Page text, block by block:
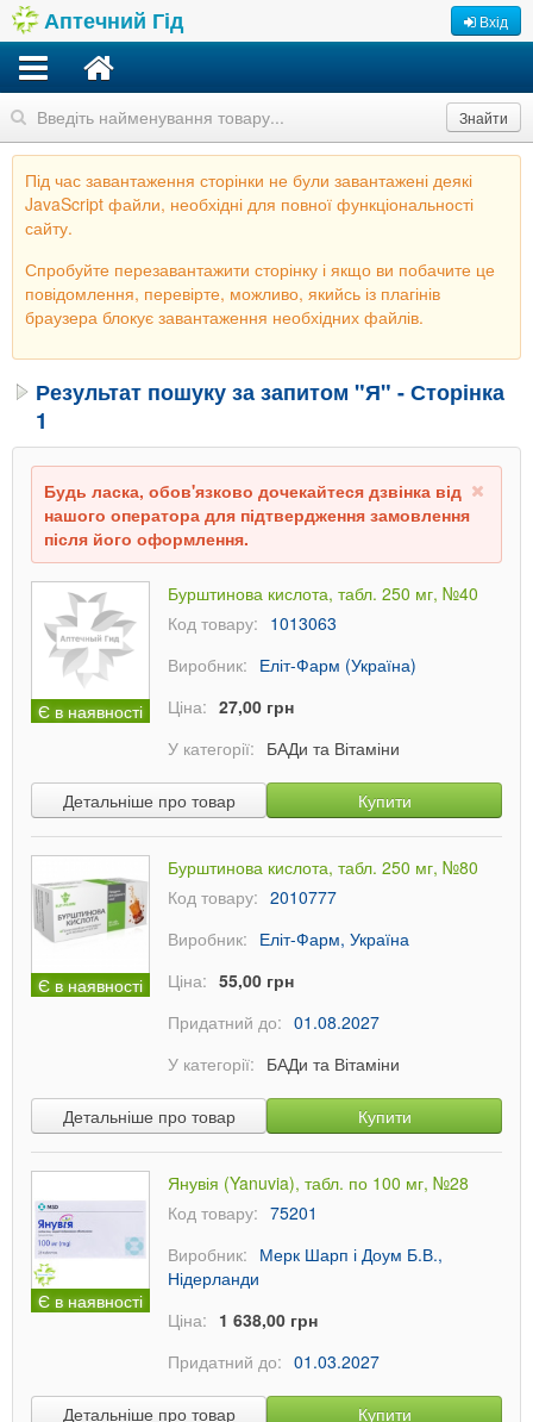
Аптечний Гід Вхід
Знайти
Під час завантаження сторінки не були завантажені деякі
JavaScript файли, необхідні для повної функціональності
сайту.
Спробуйте перезавантажити сторінку і якщо ви побачите це
повідомлення, перевірте, можливо, якийсь із плагінів
браузера блокує завантаження необхідних файлів.
Результат пошуку за запитом "Я" - Сторінка
1
Будь ласка, обов'язково дочекайтеся дзвінка від
нашого оператора для підтвердження замовлення
після його оформлення.
Є в наявності
Бурштинова кислота, табл. 250 мг, №40
Код товару: 1013063
Виробник: Еліт-Фарм (Україна)
Ціна: 27,00 грн
У категорії: БАДи та Вітаміни
Детальніше про товар Купити
Є в наявності
Бурштинова кислота, табл. 250 мг, №80
Код товару: 2010777
Виробник: Еліт-Фарм, Україна
Ціна: 55,00 грн
Придатний до: 01.08.2027
У категорії: БАДи та Вітаміни
Детальніше про товар Купити
Є в наявності
Янувія (Yanuvia), табл. по 100 мг, №28
Код товару: 75201
Виробник: Мерк Шарп і Доум Б.В.,
Нідерланди
Ціна: 1 638,00 грн
Придатний до: 01.03.2027
Детальніше про товар Купити